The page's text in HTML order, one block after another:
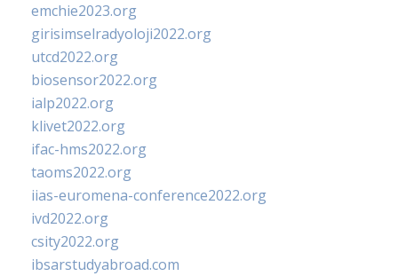
emchie2023.org
girisimselradyoloji2022.org
utcd2022.org
biosensor2022.org
ialp2022.org
klivet2022.org
ifac-hms2022.org
taoms2022.org
iias-euromena-conference2022.org
ivd2022.org
csity2022.org
ibsarstudyabroad.com